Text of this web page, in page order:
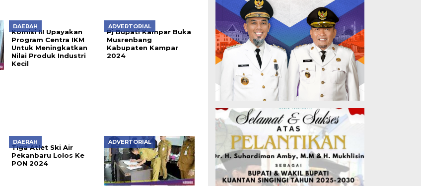
DAERAH
Komisi III Upayakan
Program Centra IKM
Untuk Meningkatkan
Nilai Produk Industri
Kecil
ADVERTORIAL
Pj Bupati Kampar Buka
Musrenbang
Kabupaten Kampar
2024
DAERAH
Tiga Atlet Ski Air
Pekanbaru Lolos Ke
PON 2024
ADVERTORIAL